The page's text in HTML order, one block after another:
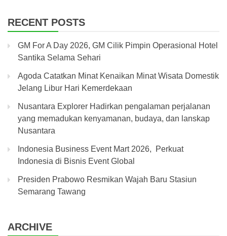
RECENT POSTS
GM For A Day 2026, GM Cilik Pimpin Operasional Hotel
Santika Selama Sehari
Agoda Catatkan Minat Kenaikan Minat Wisata Domestik
Jelang Libur Hari Kemerdekaan
Nusantara Explorer Hadirkan pengalaman perjalanan
yang memadukan kenyamanan, budaya, dan lanskap
Nusantara
Indonesia Business Event Mart 2026, Perkuat
Indonesia di Bisnis Event Global
Presiden Prabowo Resmikan Wajah Baru Stasiun
Semarang Tawang
ARCHIVE